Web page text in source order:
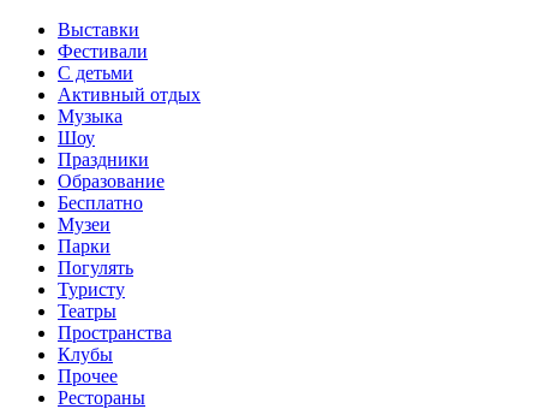
Выставки
Фестивали
С детьми
Активный отдых
Музыка
Шоу
Праздники
Образование
Бесплатно
Музеи
Парки
Погулять
Туристу
Театры
Пространства
Клубы
Прочее
Рестораны